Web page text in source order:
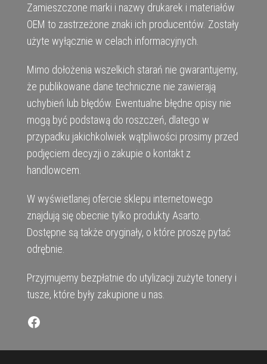
Zamieszczone marki i nazwy drukarek i materiałów
OEM to zastrzeżone znaki ich producentów. Zostały
użyte wyłącznie w celach informacyjnych.
Mimo dołożenia wszelkich starań nie gwarantujemy,
że publikowane dane techniczne nie zawierają
uchybień lub błędów. Ewentualne błędne opisy nie
mogą być podstawą do roszczeń, dlatego w
przypadku jakichkolwiek wątpliwości prosimy przed
podjęciem decyzji o zakupie o kontakt z
handlowcem.
W wyświetlanej ofercie sklepu internetowego
znajdują się obecnie tylko produkty Asarto.
Dostępne są także oryginały, o które proszę pytać
odrębnie.
Przyjmujemy bezpłatnie do utylizacji zużyte tonery i
tusze, które były zakupione u nas.
Facebook